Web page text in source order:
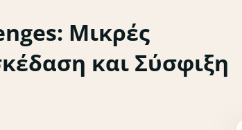
Μικρές
και Σύσφιξη